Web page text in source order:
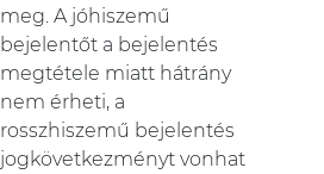
meg. A jóhiszemű
bejelentőt a bejelentés
megtétele miatt hátrány
nem érheti, a
rosszhiszemű bejelentés
jogkövetkezményt vonhat